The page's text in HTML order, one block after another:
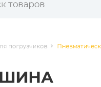
погрузчиков
ШИНА